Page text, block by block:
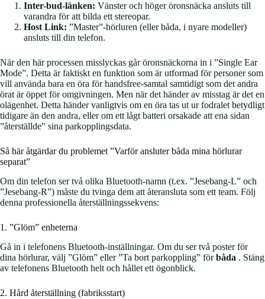
Inter-bud-länken: Vänster och höger öronsnäcka ansluts till
varandra för att bilda ett stereopar.
Host Link: ”Master”-hörluren (eller båda, i nyare modeller)
ansluts till din telefon.
När den här processen misslyckas går öronsnäckorna in i ”Single Ear
Mode”. Detta är faktiskt en funktion som är utformad för personer som
vill använda bara en öra för handsfree-samtal samtidigt som det andra
örat är öppet för omgivningen. Men när det händer av misstag är det en
olägenhet. Detta händer vanligtvis om en öra tas ut ur fodralet betydligt
tidigare än den andra, eller om ett lågt batteri orsakade att ena sidan
”återställde” sina parkopplingsdata.
Så här åtgärdar du problemet ”Varför ansluter båda mina hörlurar
separat”
Om din telefon ser två olika Bluetooth-namn (t.ex. ”Jesebang-L” och
”Jesebang-R”) måste du tvinga dem att återansluta som ett team. Följ
denna professionella återställningssekvens:
1. ”Glöm” enheterna
Gå in i telefonens Bluetooth-inställningar. Om du ser två poster för
dina hörlurar, välj ”Glöm” eller ”Ta bort parkoppling” förbåda . Stäng
av telefonens Bluetooth helt och hållet ett ögonblick.
2. Hård återställning (fabriksstart)